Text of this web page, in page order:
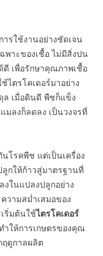
รใช้งานอย่างชัดเจน
าะของเชื้อ ไม่มีสิ่งปน
เพื่อรักษาคุณภาพเชื้อ
ไตรโคเดอร์มาอย่าง
ล เมื่อดินดี พืชก็แข็ง
มลงก็ลดลง เป็นวงจรที่
โรคพืช แต่เป็นเครื่อง
กให้ก้าวสู่มาตรฐานที่
ในแปลงปลูกอย่าง
ามสม่ำเสมอของ
ริ่มต้นใช้ไตรโคเดอร์
ให้การเกษตรของคุณ
ฤดูกาลผลิต